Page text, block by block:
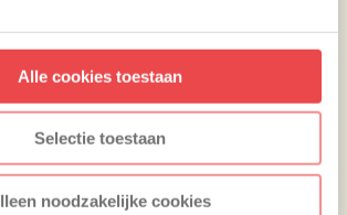
Alle cookies toestaan
Selectie toestaan
noodzakelijke cookies